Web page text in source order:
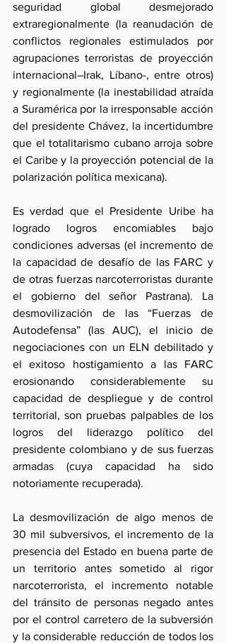
seguridad global desmejorado
extraregionalmente (la reanudación de
conflictos regionales estimulados por
agrupaciones terroristas de proyección
internacional–Irak, Líbano-, entre otros)
y regionalmente (la inestabilidad atraída
a Suramérica por la irresponsable acción
del presidente Chávez, la incertidumbre
que el totalitarismo cubano arroja sobre
el Caribe y la proyección potencial de la
polarización política mexicana).
Es verdad que el Presidente Uribe ha
logrado logros encomiables bajo
condiciones adversas (el incremento de
la capacidad de desafío de las FARC y
de otras fuerzas narcoterroristas durante
el gobierno del señor Pastrana). La
desmovilización de las “Fuerzas de
Autodefensa” (las AUC), el inicio de
negociaciones con un ELN debilitado y
el exitoso hostigamiento a las FARC
erosionando considerablemente su
capacidad de despliegue y de control
territorial, son pruebas palpables de los
logros del liderazgo político del
presidente colombiano y de sus fuerzas
armadas (cuya capacidad ha sido
notoriamente recuperada).
La desmovilización de algo menos de
30 mil subversivos, el incremento de la
presencia del Estado en buena parte de
un territorio antes sometido al rigor
narcoterrorista, el incremento notable
del tránsito de personas negado antes
por el control carretero de la subversión
y la considerable reducción de todos los